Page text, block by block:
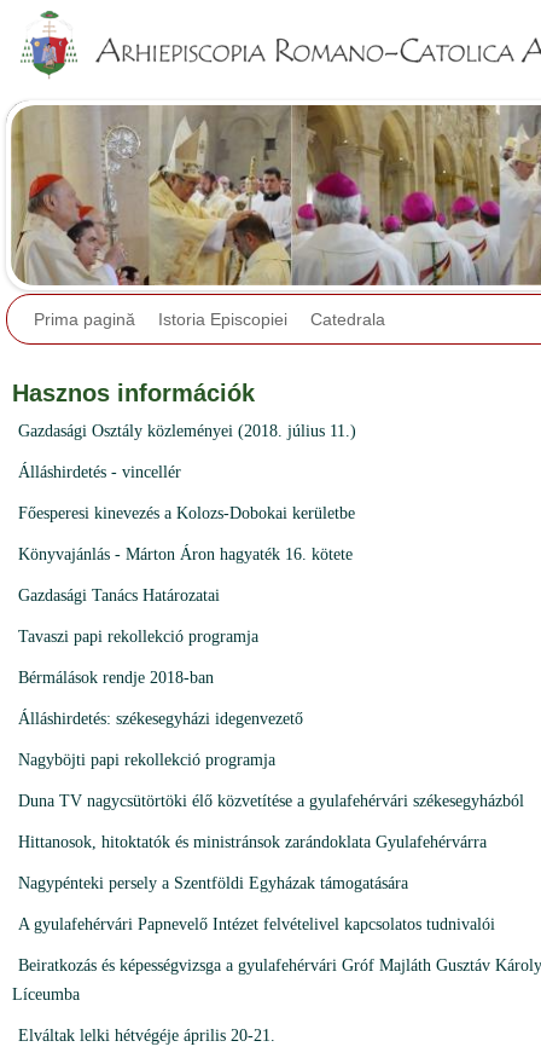
Prima pagină Istoria Episcopiei Catedrala
Hasznos információk
Gazdasági Osztály közleményei (2018. július 11.)
Álláshirdetés - vincellér
Főesperesi kinevezés a Kolozs-Dobokai kerületbe
Könyvajánlás - Márton Áron hagyaték 16. kötete
Gazdasági Tanács Határozatai
Tavaszi papi rekollekció programja
Bérmálások rendje 2018-ban
Álláshirdetés: székesegyházi idegenvezető
Nagyböjti papi rekollekció programja
Duna TV nagycsütörtöki élő közvetítése a gyulafehérvári székesegyházból
Hittanosok, hitoktatók és ministránsok zarándoklata Gyulafehérvárra
Nagypénteki persely a Szentföldi Egyházak támogatására
A gyulafehérvári Papnevelő Intézet felvételivel kapcsolatos tudnivalói
Beiratkozás és képességvizsga a gyulafehérvári Gróf Majláth Gusztáv
Líceumba
Elváltak lelki hétvégéje április 20-21.